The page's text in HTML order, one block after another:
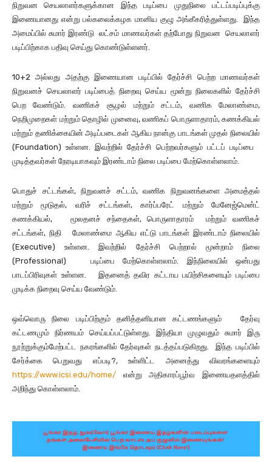
நிறுவன செயலாளர்களுக்கான இந்த படிப்பை முதுநிலை பட்டப்படிப்புக்கு
இணையானது என்று பல்கலைக்கழக மானிய குழு அங்கீகரித்துள்ளது. இந்த
அமைப்பில் சுமார் இரண்டு லட்சம் மாணவர்கள் தற்போது நிறுவன செயலாளர்
படிப்பிற்காக பதிவு செய்து கொண்டுள்ளனர்.
10+2 அல்லது அதற்கு இணையான படிப்பில் தேர்ச்சி பெற்ற மாணவர்கள்
நிறுவனச் செயலாளர் படிப்பைத் நிறைவு செய்ய மூன்று நிலைகளில் தேர்ச்சி
பெற வேண்டும். வணிகச் சூழல் மற்றும் சட்டம், வணிக மேலாண்மை,
நெறிமுறைகள் மற்றும் தொழில் முனைவு, வணிகப் பொருளாதாரம், கணக்கியல்
மற்றும் தணிக்கையின் அடிப்படைகள் ஆகிய நான்கு பாடங்கள் முதல் நிலையில்
(Foundation) உள்ளன. இவற்றில் தேர்ச்சி பெற்றவர்களும் பட்டப் படிப்பை
முடித்தவர்கள் நேரடியாகவும் இரண்டாம் நிலை படிப்பை மேற்கொள்ளலாம்.
பொதுச் சட்டங்கள், நிறுவனச் சட்டம், வணிக நிறுவனங்களை அமைத்தல்
மற்றும் மூடுதல், வரிச் சட்டங்கள், கார்ப்பரேட் மற்றும் மேனேஜ்மென்ட்
கணக்கியல், மூலதனச் சந்தைகள், பொருளாதாரம் மற்றும் வணிகச்
சட்டங்கள், நிதி மேலாண்மை ஆகிய எட்டு பாடங்கள் இரண்டாம் நிலையில்
(Executive) உள்ளன. இவற்றில் தேர்ச்சி பெற்றால் மூன்றாம் நிலை
(Professional) படிப்பை மேற்கொள்ளலாம். இந்நிலையில் ஒன்பது
பாடப்பிரிவுகள் உள்ளன. இதனைத் தவிர கட்டாய பயிற்சிகளையும் படிப்பை
முடிக்க நிறைவு செய்ய வேண்டும்.
ஒவ்வொரு நிலை படிப்பிற்கும் தனித்தனியான கட்டணங்களும் தேர்வு
கட்டணமும் நிர்ணயம் செய்யப்பட்டுள்ளது. இந்தியா முழுவதும் சுமார் இரு
நூற்றுக்கும்மேற்பட்ட நகரங்களில் தேர்வுகள் நடத்தப்படுகிறது. இந்த படிப்பில்
சேர்க்கை பெறுவது எப்படி?, உள்ளிட்ட அனைத்து விவரங்களையும்
https://www.icsi.edu/home/ என்று அதிகாரப்பூர்வ இணையதளத்தில்
அறிந்து கொள்ளலாம்.